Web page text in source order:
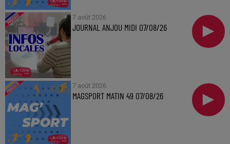
7 août 2026
JOURNAL ANJOU MIDI 07/08/26
7 août 2026
MAGSPORT MATIN 49 07/08/26